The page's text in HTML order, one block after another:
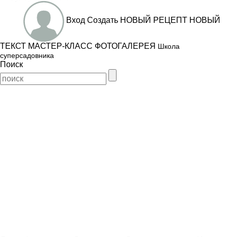
Вход Создать НОВЫЙ РЕЦЕПТ НОВЫЙ
ТЕКСТ МАСТЕР-КЛАСС ФОТОГАЛЕРЕЯ Школа
суперсадовника
Поиск